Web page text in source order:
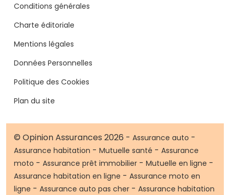
Conditions générales
Charte éditoriale
Mentions légales
Données Personnelles
Politique des Cookies
Plan du site
© Opinion Assurances 2026 - Assurance auto -
Assurance habitation - Mutuelle santé - Assurance
moto - Assurance prêt immobilier - Mutuelle en ligne -
Assurance habitation en ligne - Assurance moto en
ligne - Assurance auto pas cher - Assurance habitation